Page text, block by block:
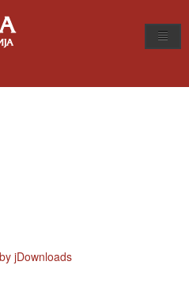
jDownloads